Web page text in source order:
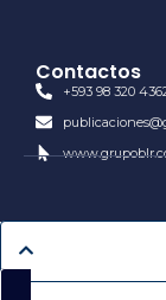
Contactos
+593 98 320